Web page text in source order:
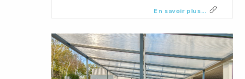
En savoir plus...